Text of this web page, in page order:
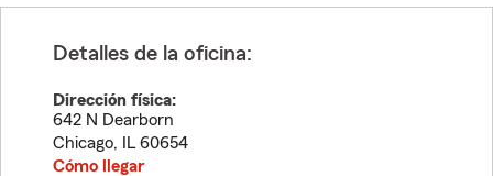
Detalles de la oficina:
Dirección física:
642 N Dearborn
Chicago, IL 60654
Cómo llegar